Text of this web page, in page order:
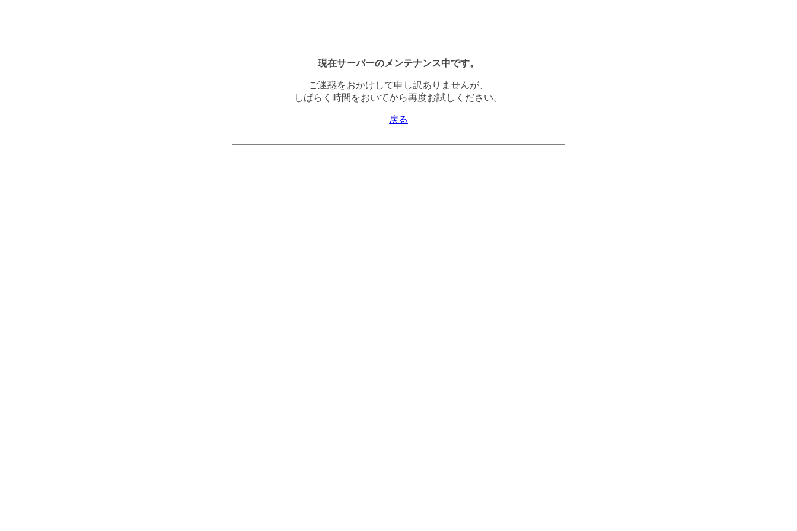
現在サーバーのメンテナンス中です。
ご迷惑をおかけして申し訳ありませんが、
しばらく時間をおいてから再度お試しください。
戻る